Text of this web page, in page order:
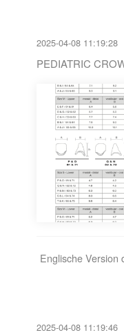
2025-04-08 11:19:28
PEDIATRIC
Englische Version
2025-04-08 11:19:46